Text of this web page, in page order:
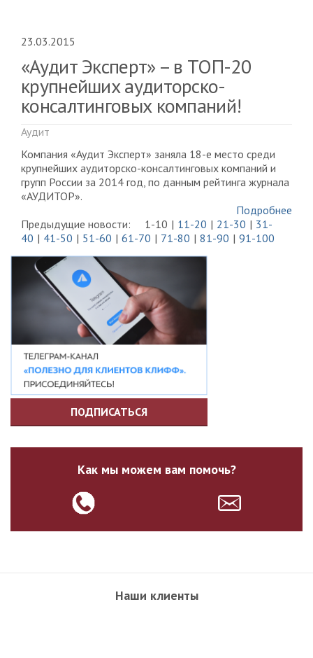
23.03.2015
«Аудит Эксперт» – в ТОП-20
крупнейших аудиторско-
консалтинговых компаний!
Аудит
Компания «Аудит Эксперт» заняла 18-е место среди
крупнейших аудиторско-консалтинговых компаний и
групп России за 2014 год, по данным рейтинга журнала
«АУДИТОР».
Подробнее
Предыдущие новости:
1-10 11-20 21-30
31-
40
41-50 51-60 61-70 71-80 81-90 91-100
ПОДПИСАТЬСЯ
Как мы можем вам помочь?
Наши клиенты